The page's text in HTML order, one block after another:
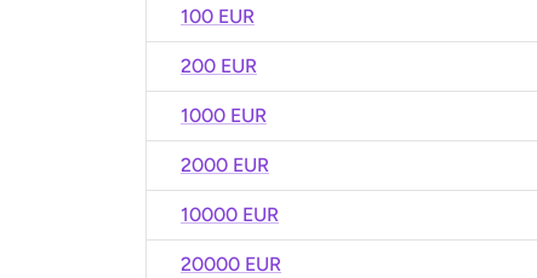
100 EUR
200 EUR
1000 EUR
2000 EUR
10000 EUR
20000 EUR